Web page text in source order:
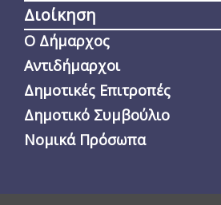
Διοίκηση
Ο Δήμαρχος
Αντιδήμαρχοι
Δημοτικές Επιτροπές
Δημοτικό Συμβούλιο
Νομικά Πρόσωπα